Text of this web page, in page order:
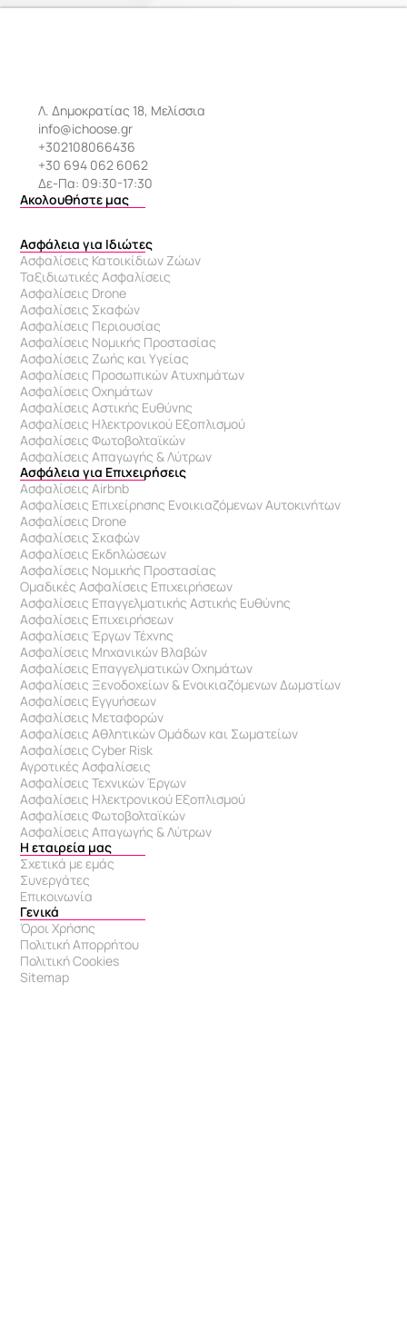
Λ. Δημοκρατίας 18, Μελίσσια
info@ichoose.gr
+302108066436
+30 694 062 6062
Δε-Πα: 09:30-17:30
Ακολουθήστε μας
Ασφάλεια για Ιδιώτες
Ασφαλίσεις Κατοικίδιων Ζώων
Ταξιδιωτικές Ασφαλίσεις
Ασφαλίσεις Drone
Ασφαλίσεις Σκαφών
Ασφαλίσεις Περιουσίας
Ασφαλίσεις Νομικής Προστασίας
Ασφαλίσεις Ζωής και Υγείας
Ασφαλίσεις Προσωπικών Ατυχημάτων
Ασφαλίσεις Οχημάτων
Ασφαλίσεις Αστικής Ευθύνης
Ασφαλίσεις Ηλεκτρονικού Εξοπλισμού
Ασφαλίσεις Φωτοβολταϊκών
Ασφαλίσεις Απαγωγής & Λύτρων
Ασφάλεια για Επιχειρήσεις
Ασφαλίσεις Airbnb
Ασφαλίσεις Επιχείρησης Ενοικιαζόμενων Αυτοκινήτων
Ασφαλίσεις Drone
Ασφαλίσεις Σκαφών
Ασφαλίσεις Εκδηλώσεων
Ασφαλίσεις Νομικής Προστασίας
Ομαδικές Ασφαλίσεις Επιχειρήσεων
Ασφαλίσεις Επαγγελματικής Αστικής Ευθύνης
Ασφαλίσεις Επιχειρήσεων
Ασφαλίσεις Έργων Τέχνης
Ασφαλίσεις Μηχανικών Βλαβών
Ασφαλίσεις Επαγγελματικών Οχημάτων
Ασφαλίσεις Ξενοδοχείων & Eνοικιαζόμενων Δωματίων
Ασφαλίσεις Εγγυήσεων
Ασφαλίσεις Μεταφορών
Ασφαλίσεις Αθλητικών Ομάδων και Σωματείων
Ασφαλίσεις Cyber Risk
Αγροτικές Ασφαλίσεις
Ασφαλίσεις Τεχνικών Έργων
Ασφαλίσεις Ηλεκτρονικού Εξοπλισμού
Ασφαλίσεις Φωτοβολταϊκών
Ασφαλίσεις Απαγωγής & Λύτρων
Η εταιρεία μας
Σχετικά με εμάς
Συνεργάτες
Επικοινωνία
Γενικά
Όροι Χρήσης
Πολιτική Απορρήτου
Πολιτική Cookies
Sitemap